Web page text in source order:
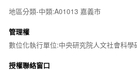
地區分類-中類:A01013 嘉義市
管理權
數位化執行單位:中央研究院人文社會科學
授權聯絡窗口